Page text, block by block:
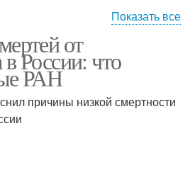
краснодарском крае
Показать все
от
России: что
РАН
причины низкой смертности